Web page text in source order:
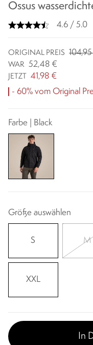
Ossus
4.6 / 5.0
ORIGINAL PREIS
WAR 52,48 €
JETZT 41,98 €
- 60% vom Original
Farbe | Black
Größe auswählen
S M
XXL
In